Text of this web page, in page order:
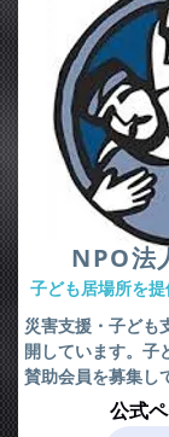
​NPO法
子ども居場所を提
災害支援・子ども
開しています。子
賛助会員を募集し
公式